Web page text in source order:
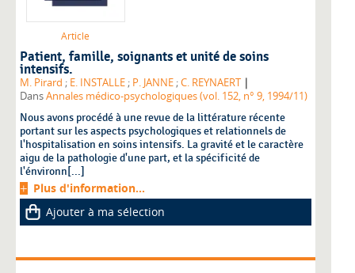
Article
Patient, famille, soignants et unité de soins
intensifs.
M. Pirard ; E. INSTALLE ; P. JANNE ;C. REYNAERT |
DansAnnales médico-psychologiques (vol. 152, n° 9, 1994/11)
Nous avons procédé à une revue de la littérature récente
portant sur les aspects psychologiques et relationnels de
l'hospitalisation en soins intensifs. La gravité et le caractère
aigu de la pathologie d'une part, et la spécificité de
l'énvironn[...]
Plus d'information...
Ajouter à ma sélection